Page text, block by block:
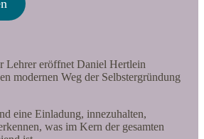
Lehrer eröffnet Daniel Hertlein
modernen Weg der Selbstergründung
eine Einladung, innezuhalten,
was im Kern der gesamten